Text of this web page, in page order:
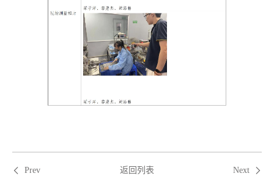
Prev 返回列表 Next